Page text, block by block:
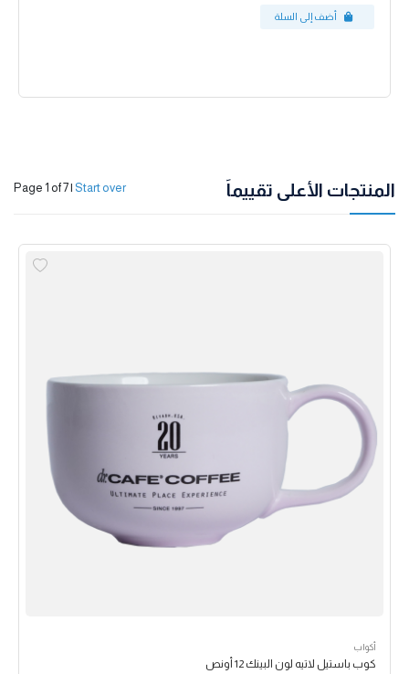
المنتجات الأعلى تقييماً Page 1 of 7| Start over
أكواب
كوب باستيل لاتيه لون البينك 12 أونص